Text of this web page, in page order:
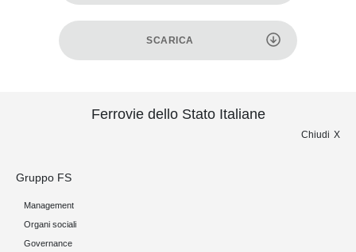
SCARICA
Ferrovie dello Stato Italiane
Chiudi
Gruppo FS
Management
Organi sociali
Governance